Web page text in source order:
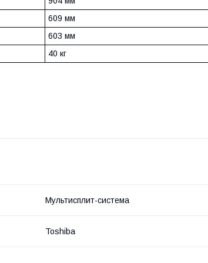
609 мм
603 мм
40 кг
Мультисплит-система
Toshiba